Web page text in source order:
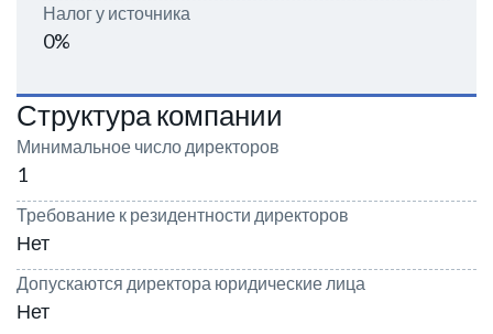
Налог у источника
0%
Структура компании
Минимальное число директоров
1
Требование к резидентности директоров
Нет
Допускаются директора юридические лица
Нет